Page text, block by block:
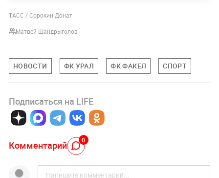
ТАСС / Сорокин Донат
Матвей Шандрыголов
НОВОСТИ ФК УРАЛ ФК ФАКЕЛ СПОРТ
Подписаться на LIFE
Комментарий 0